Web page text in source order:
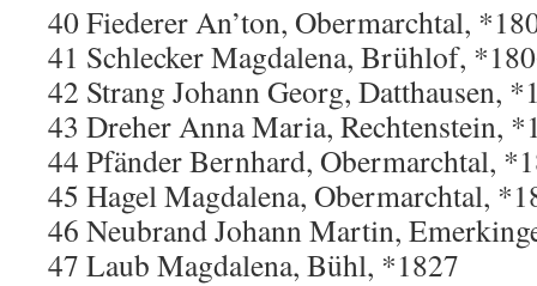
40 Fiederer An’ton, Obermarchtal,
41 Schlecker Magdalena, Brühlof,
42 Strang Johann Georg, Datthausen,
43 Dreher Anna Maria, Rechtenstein,
44 Pfänder Bernhard, Obermarchtal,
45 Hagel Magdalena, Obermarchtal,
46 Neubrand Johann Martin,
47 Laub Magdalena, Bühl, *1827